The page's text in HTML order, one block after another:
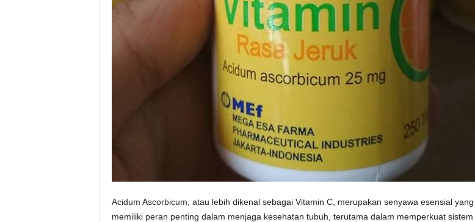
Acidum Ascorbicum, atau lebih dikenal sebagai Vitamin C, merupakan senyawa esensial yang
memiliki peran penting dalam menjaga kesehatan tubuh, terutama dalam memperkuat sistem